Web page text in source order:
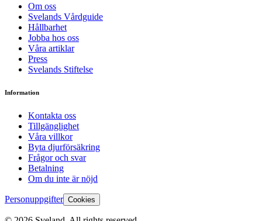
Om oss
Svelands Vårdguide
Hållbarhet
Jobba hos oss
Våra artiklar
Press
Svelands Stiftelse
Information
Kontakta oss
Tillgänglighet
Våra villkor
Byta djurförsäkring
Frågor och svar
Betalning
Om du inte är nöjd
Personuppgifter Cookies